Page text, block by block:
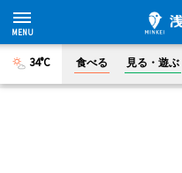
34°C 食べる 見る・遊ぶ